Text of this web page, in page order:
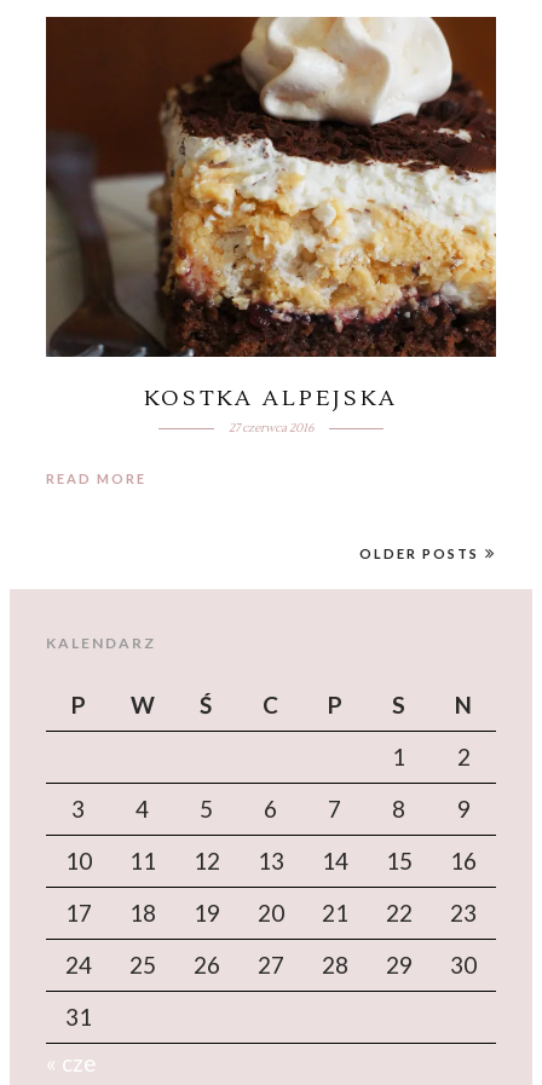
KOSTKA ALPEJSKA
27 czerwca 2016
READ MORE
OLDER POSTS
KALENDARZ
P W Ś C P S
N
1
2
3
4 5 6 7 8
9
10
11 12 13 14 15
16
17
18 19 20 21 22
23
24
25 26 27 28 29
30
31
« cze